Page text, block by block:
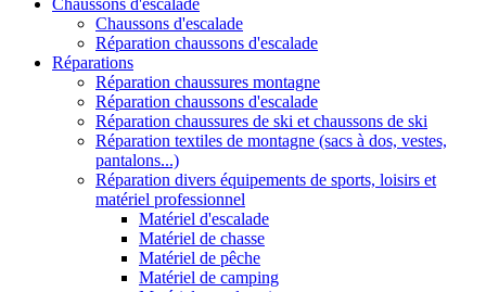
Chaussons d'escalade
Chaussons d'escalade
Réparation chaussons d'escalade
Réparations
Réparation chaussures montagne
Réparation chaussons d'escalade
Réparation chaussures de ski et chaussons de ski
Réparation textiles de montagne (sacs à dos, vestes,
pantalons...)
Réparation divers équipements de sports, loisirs et
matériel professionnel
Matériel d'escalade
Matériel de chasse
Matériel de pêche
Matériel de camping